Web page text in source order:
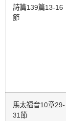
詩篇139篇13-16
節
馬太福音10章29-
31節